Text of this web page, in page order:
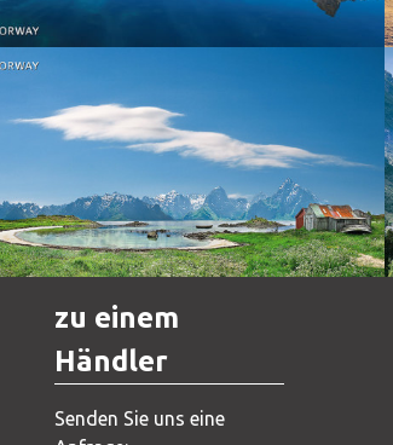
Norway
zu einem
Händler
Senden Sie uns eine